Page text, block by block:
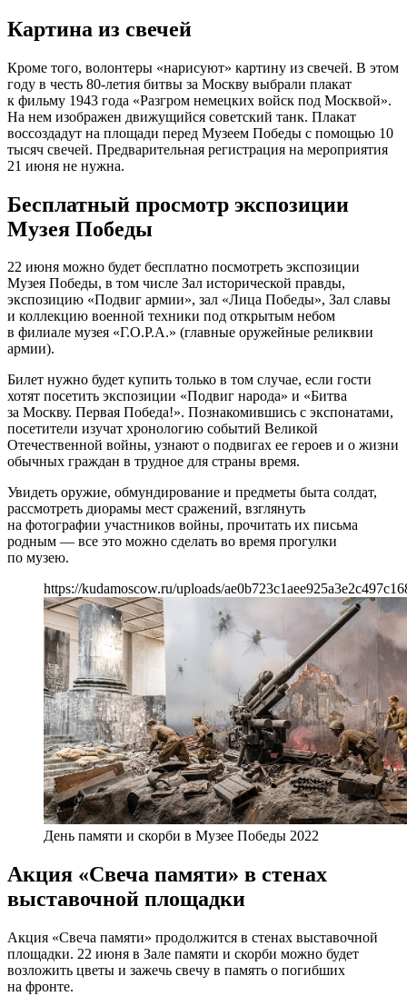
Картина из свечей
Кроме того, волонтеры «нарисуют» картину из свечей. В этом
году в честь 80-летия битвы за Москву выбрали плакат
к фильму 1943 года «Разгром немецких войск под Москвой».
На нем изображен движущийся советский танк. Плакат
воссоздадут на площади перед Музеем Победы с помощью 10
тысяч свечей. Предварительная регистрация на мероприятия
21 июня не нужна.
Бесплатный просмотр экспозиции
Музея Победы
22 июня можно будет бесплатно посмотреть экспозиции
Музея Победы, в том числе Зал исторической правды,
экспозицию «Подвиг армии», зал «Лица Победы», Зал славы
и коллекцию военной техники под открытым небом
в филиале музея «Г.О.Р.А.» (главные оружейные реликвии
армии).
Билет нужно будет купить только в том случае, если гости
хотят посетить экспозиции «Подвиг народа» и «Битва
за Москву. Первая Победа!». Познакомившись с экспонатами,
посетители изучат хронологию событий Великой
Отечественной войны, узнают о подвигах ее героев и о жизни
обычных граждан в трудное для страны время.
Увидеть оружие, обмундирование и предметы быта солдат,
рассмотреть диорамы мест сражений, взглянуть
на фотографии участников войны, прочитать их письма
родным — все это можно сделать во время прогулки
по музею.
https://kudamoscow.ru/uploads/
День памяти и скорби в Музее Победы 2022
Акция «Свеча памяти» в стенах
выставочной площадки
Акция «Свеча памяти» продолжится в стенах выставочной
площадки. 22 июня в Зале памяти и скорби можно будет
возложить цветы и зажечь свечу в память о погибших
на фронте.